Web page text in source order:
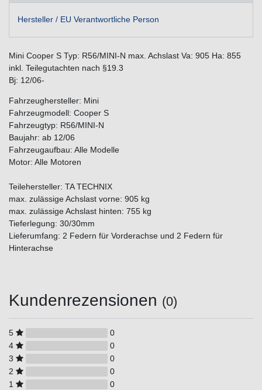
Hersteller / EU Verantwortliche Person
Mini Cooper S Typ: R56/MINI-N max. Achslast Va: 905 Ha: 855
inkl. Teilegutachten nach §19.3
Bj: 12/06-
Fahrzeughersteller: Mini
Fahrzeugmodell: Cooper S
Fahrzeugtyp: R56/MINI-N
Baujahr: ab 12/06
Fahrzeugaufbau: Alle Modelle
Motor: Alle Motoren
Teilehersteller: TA TECHNIX
max. zulässige Achslast vorne: 905 kg
max. zulässige Achslast hinten: 755 kg
Tieferlegung: 30/30mm
Lieferumfang: 2 Federn für Vorderachse und 2 Federn für
Hinterachse
Kundenrezensionen (0)
5
0
4
0
3
0
2
0
1
0